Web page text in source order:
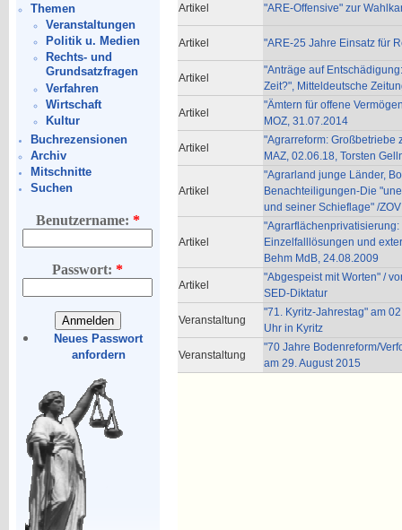
Themen
Veranstaltungen
Politik u. Medien
Rechts- und
Grundsatzfragen
Verfahren
Wirtschaft
Kultur
Buchrezensionen
Archiv
Mitschnitte
Suchen
Benutzername: *
Passwort:*
Neues Passwort
anfordern
Artikel "ARE-Offensive" zur
Artikel "ARE-25 Jahre Einsatz für
Artikel
"Anträge auf
Zeit?", Mitteldeutsche
Artikel
"Ämtern für offene
MOZ, 31.07.2014
Artikel
"Agrarreform: Großbetriebe
MAZ, 02.06.18, Torsten
Artikel
"Agrarland junge Länder,
Benachteiligungen-Die
und seiner Schieflage" /
Artikel
Einzelfalllösungen und
Behm MdB, 24.08.2009
Artikel
"Abgespeist mit Worten" /
SED-Diktatur
Veranstaltung
"71. Kyritz-Jahrestag" am
Uhr in Kyritz
Veranstaltung
"70 Jahre Bodenreform/
am 29. August 2015